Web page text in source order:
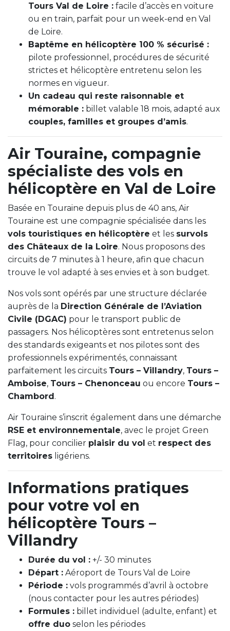
Tours Val de Loire : facile d’accès en voiture
ou en train, parfait pour un week-end en Val
de Loire.
Baptême en hélicoptère 100 % sécurisé :
pilote professionnel, procédures de sécurité
strictes et hélicoptère entretenu selon les
normes en vigueur.
Un cadeau qui reste raisonnable et
mémorable : billet valable 18 mois, adapté aux
couples, familles et groupes d’amis.
Air Touraine, compagnie
spécialiste des vols en
hélicoptère en Val de Loire
Basée en Touraine depuis plus de 40 ans, Air
Touraine est une compagnie spécialisée dans les
vols touristiques en hélicoptère et les survols
des Châteaux de la Loire. Nous proposons des
circuits de 7 minutes à 1 heure, afin que chacun
trouve le vol adapté à ses envies et à son budget.
Nos vols sont opérés par une structure déclarée
auprès de la Direction Générale de l’Aviation
Civile (DGAC) pour le transport public de
passagers. Nos hélicoptères sont entretenus selon
des standards exigeants et nos pilotes sont des
professionnels expérimentés, connaissant
parfaitement les circuits Tours – Villandry, Tours –
Amboise, Tours – Chenonceau ou encore Tours –
Chambord.
Air Touraine s’inscrit également dans une démarche
RSE et environnementale, avec le projet Green
Flag, pour concilier plaisir du vol et respect des
territoires ligériens.
Informations pratiques
pour votre vol en
hélicoptère Tours –
Villandry
Durée du vol : +/- 30 minutes
Départ : Aéroport de Tours Val de Loire
Période : vols programmés d’avril à octobre
(nous contacter pour les autres périodes)
Formules : billet individuel (adulte, enfant) et
offre duo selon les périodes